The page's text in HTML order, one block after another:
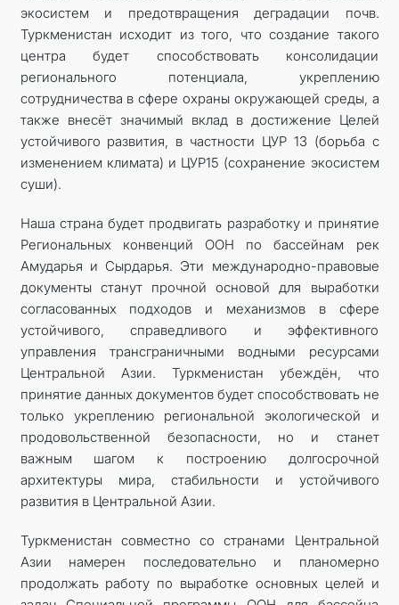
экосистем и предотвращения деградации почв.
Туркменистан исходит из того, что создание такого
центра будет способствовать консолидации
регионального потенциала, укреплению
сотрудничества в сфере охраны окружающей среды, а
также внесёт значимый вклад в достижение Целей
устойчивого развития, в частности ЦУР 13 (борьба с
изменением климата) и ЦУР15 (сохранение экосистем
суши).
Наша страна будет продвигать разработку и принятие
Региональных конвенций ООН по бассейнам рек
Амударья и Сырдарья. Эти международно-правовые
документы станут прочной основой для выработки
согласованных подходов и механизмов в сфере
устойчивого, справедливого и эффективного
управления трансграничными водными ресурсами
Цент­ральной Азии. Туркменистан убеждён, что
принятие данных документов будет способствовать не
только укреп­лению региональной экологической и
продовольственной безопасности, но и станет
важным шагом к построению долгосрочной
архитектуры мира, стабильности и устойчивого
развития в Центральной Азии.
Туркменистан совместно со странами Центральной
Азии намерен последовательно и планомерно
продолжать работу по выработке основных целей и